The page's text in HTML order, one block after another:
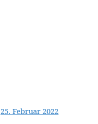
25. Februar 2022